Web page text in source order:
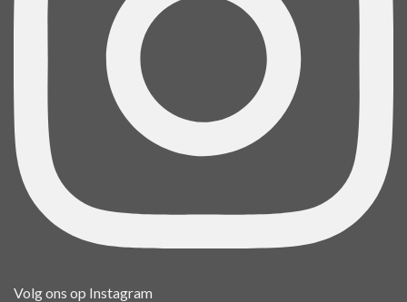
Volg ons op Instagram